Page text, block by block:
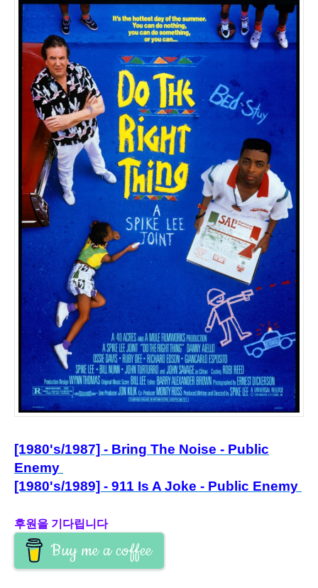
[1980's/1987] - Bring The Noise - Public
Enemy
[1980's/1989] - 911 Is A Joke - Public Enemy
후원을 기다립니다
Buy me a coffee